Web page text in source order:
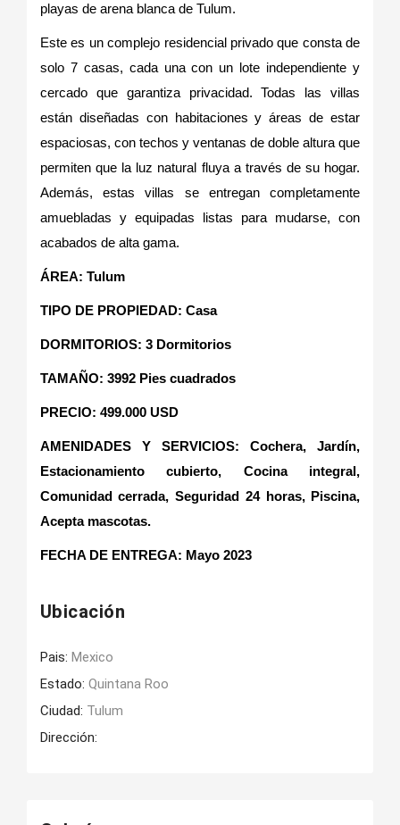
playas de arena blanca de Tulum.
Este es un complejo residencial privado que consta de
solo 7 casas, cada una con un lote independiente y
cercado que garantiza privacidad. Todas las villas
están diseñadas con habitaciones y áreas de estar
espaciosas, con techos y ventanas de doble altura que
permiten que la luz natural fluya a través de su hogar.
Además, estas villas se entregan completamente
amuebladas y equipadas listas para mudarse, con
acabados de alta gama.
ÁREA: Tulum
TIPO DE PROPIEDAD: Casa
DORMITORIOS: 3 Dormitorios
TAMAÑO: 3992 Pies cuadrados
PRECIO: 499.000 USD
AMENIDADES Y SERVICIOS: Cochera, Jardín,
Estacionamiento cubierto, Cocina integral,
Comunidad cerrada, Seguridad 24 horas, Piscina,
Acepta mascotas.
FECHA DE ENTREGA: Mayo 2023
Ubicación
Pais: Mexico
Estado: Quintana Roo
Ciudad: Tulum
Dirección: